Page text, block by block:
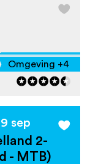
Omgeving +4
sep
2-
- MTB)